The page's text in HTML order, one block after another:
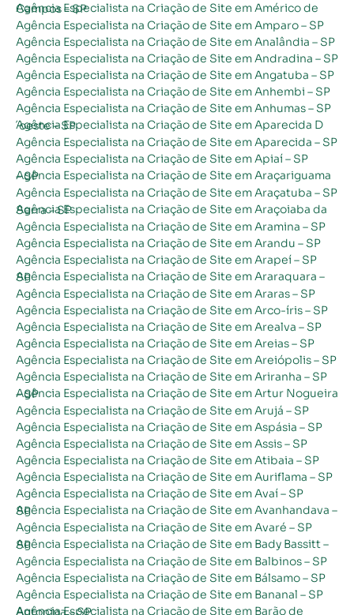
Agência Especialista na Criação de Site em Américo de Campos – SP
Agência Especialista na Criação de Site em Amparo – SP
Agência Especialista na Criação de Site em Analândia – SP
Agência Especialista na Criação de Site em Andradina – SP
Agência Especialista na Criação de Site em Angatuba – SP
Agência Especialista na Criação de Site em Anhembi – SP
Agência Especialista na Criação de Site em Anhumas – SP
Agência Especialista na Criação de Site em Aparecida D´oeste – SP
Agência Especialista na Criação de Site em Aparecida – SP
Agência Especialista na Criação de Site em Apiaí – SP
Agência Especialista na Criação de Site em Araçariguama – SP
Agência Especialista na Criação de Site em Araçatuba – SP
Agência Especialista na Criação de Site em Araçoiaba da Serra – SP
Agência Especialista na Criação de Site em Aramina – SP
Agência Especialista na Criação de Site em Arandu – SP
Agência Especialista na Criação de Site em Arapeí – SP
Agência Especialista na Criação de Site em Araraquara – SP
Agência Especialista na Criação de Site em Araras – SP
Agência Especialista na Criação de Site em Arco-íris – SP
Agência Especialista na Criação de Site em Arealva – SP
Agência Especialista na Criação de Site em Areias – SP
Agência Especialista na Criação de Site em Areiópolis – SP
Agência Especialista na Criação de Site em Ariranha – SP
Agência Especialista na Criação de Site em Artur Nogueira – SP
Agência Especialista na Criação de Site em Arujá – SP
Agência Especialista na Criação de Site em Aspásia – SP
Agência Especialista na Criação de Site em Assis – SP
Agência Especialista na Criação de Site em Atibaia – SP
Agência Especialista na Criação de Site em Auriflama – SP
Agência Especialista na Criação de Site em Avaí – SP
Agência Especialista na Criação de Site em Avanhandava – SP
Agência Especialista na Criação de Site em Avaré – SP
Agência Especialista na Criação de Site em Bady Bassitt – SP
Agência Especialista na Criação de Site em Balbinos – SP
Agência Especialista na Criação de Site em Bálsamo – SP
Agência Especialista na Criação de Site em Bananal – SP
Agência Especialista na Criação de Site em Barão de Antonina – SP